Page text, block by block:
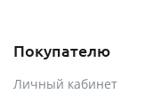
Покупателю
Личный кабинет